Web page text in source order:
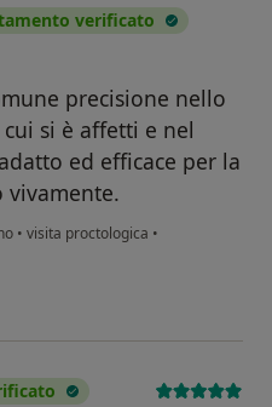
verificato
precisione nello
si è affetti e nel
ed efficace per la
vivamente.
• visita proctologica •